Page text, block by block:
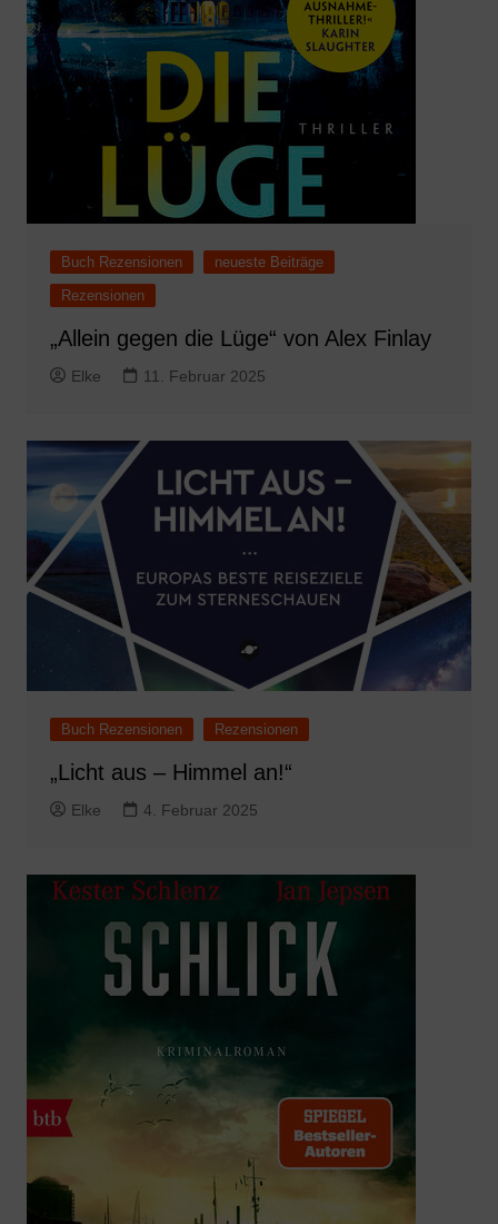
Buch Rezensionen
neueste Beiträge
Rezensionen
„Allein gegen die Lüge“ von Alex Finlay
Elke 11. Februar 2025
Buch Rezensionen Rezensionen
„Licht aus – Himmel an!“
Elke 4. Februar 2025